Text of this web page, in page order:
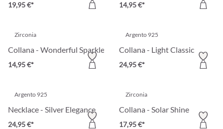
19,95 €* 14,95 €*
Zirconia
Collana - Wonderful Sparkle
14,95 €*
Argento 925
Collana - Light Classic
24,95 €*
Argento 925
Necklace - Silver Elegance
24,95 €*
Zirconia
Collana - Solar Shine
17,95 €*